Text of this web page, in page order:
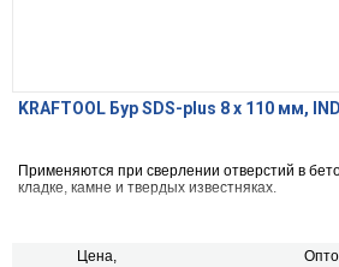
KRAFTOOL Бур SDS-plus 8 x 110 мм,
Применяются при сверлении отверстий в
кладке, камне и твердых известняках.
Цена,